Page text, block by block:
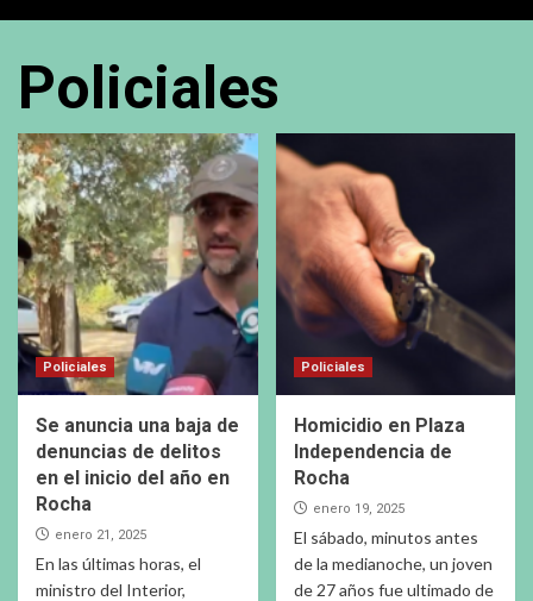
Policiales
Policiales
Se anuncia una baja de
denuncias de delitos
en el inicio del año en
Rocha
enero 21, 2025
En las últimas horas, el
ministro del Interior,
Policiales
Homicidio en Plaza
Independencia de
Rocha
enero 19, 2025
El sábado, minutos antes
de la medianoche, un joven
de 27 años fue ultimado de